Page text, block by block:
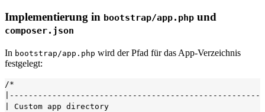
Implementierung in bootstrap/app.php und
composer.json
In bootstrap/app.php wird der Pfad für das App-Verzeichnis
festgelegt:
/*
| Custom app directory